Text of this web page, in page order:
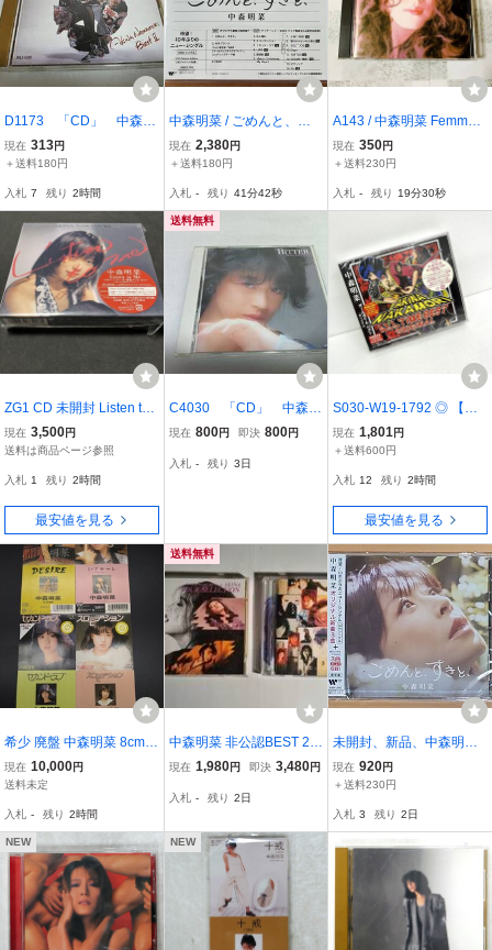
D1173 「CD」 中森明
菜 BEST Ⅱ GOLD CD 3
6L2-5105
現在 313円
＋送料180円
入札 7 残り 2時間
中森明菜 / ごめんと、す
きと、 ★ 2CDデラック
ス・エディション 紙ジ
現在 2,380円
＋送料180円
入札 - 残り 41分41秒
A143 / 中森明菜 Femme F
atale ファム・ファタール
CD 32XL-195 旧規格盤 R
現在 350円
＋送料230円
入札 - 残り 19分29秒
ZG1 CD 未開封 Listen to
Me -1991.7.27-28 幕張メ
ッセ Live (2021年30周年
デラックスエディション
(2CD+DVD)】
現在 3,500円
送料は商品ページ参照
入札 1 残り 2時間
最安値を見る
送料無料
C4030 「CD」 中森明
菜 / BITTER AND SWEET
ート 音声確認済 WPC
現在 800円 即決 800円
入札 - 残り 3日
S030-W19-1792 ◎ 【未
開封】中森明菜 オールタ
イム・ベスト オリジナル
DISCS 2CD+DVD ステレ
オ DA
現在 1,801円
＋送料600円
入札 12 残り 2時間
最安値を見る
希少 廃盤 中森明菜 8cm C
D シングル 貴重 スローモ
ーション セカンド.ラブ
現在 10,000円
送料未定
入札 - 残り 2時間
送料無料
中森明菜 非公認BEST 2枚
セット（your BEST／SU
現在 1,980円 即決 3,480円
入札 - 残り 2日
未開封、新品、中森明菜
の新曲「ごめんと、すき
と、」通常盤CD
現在 920円
＋送料230円
入札 3 残り 2日
NEW NEW